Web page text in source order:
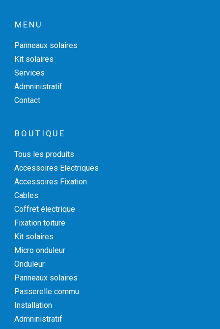
MENU
Panneaux solaires
Kit solaires
Services
Admninistratif
Contact
BOUTIQUE
Tous les produits
Accessoires Electriques
Accessoires Fixation
Cables
Coffret électrique
Fixation toiture
Kit solaires
Micro onduleur
Onduleur
Panneaux solaires
Passerelle commu
Installation
Admninistratif